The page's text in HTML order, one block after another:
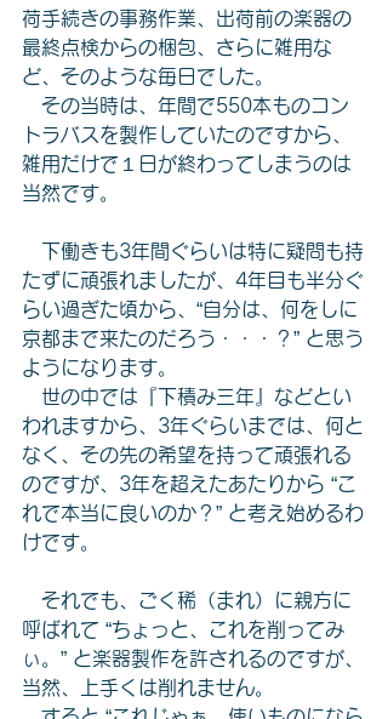
荷手続きの事務作業、出荷前の楽器の
最終点検からの梱包、さらに雑用な
ど、そのような毎日でした。
その当時は、年間で550本ものコン
トラバスを製作していたのですから、
雑用だけで１日が終わってしまうのは
当然です。
下働きも3年間ぐらいは特に疑問も持
たずに頑張れましたが、4年目も半分ぐ
らい過ぎた頃から、“自分は、何をしに
京都まで来たのだろう・・・？” と思う
ようになります。
世の中では『下積み三年』などとい
われますから、3年ぐらいまでは、何と
なく、その先の希望を持って頑張れる
のですが、3年を超えたあたりから “こ
れで本当に良いのか？” と考え始めるわ
けです。
それでも、ごく稀（まれ）に親方に
呼ばれて “ちょっと、これを削ってみ
ぃ。” と楽器製作を許されるのですが、
当然、上手くは削れません。